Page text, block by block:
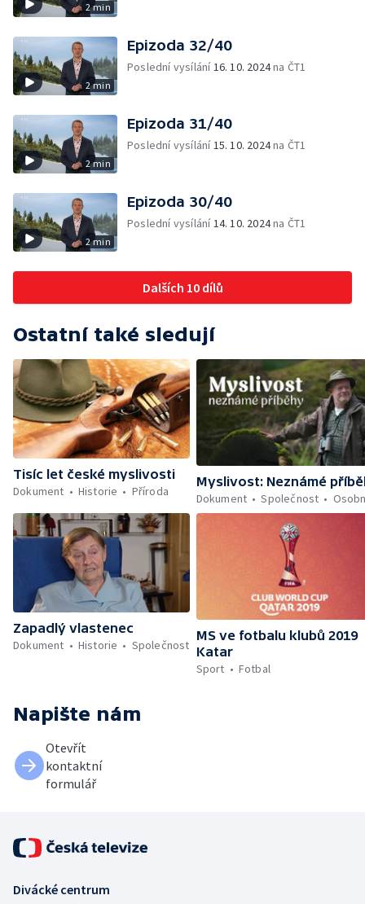
2 min
2 min
Epizoda 32/40
Poslední vysílání16. 10. 2024na ČT1
2 min
Epizoda 31/40
Poslední vysílání15. 10. 2024na ČT1
2 min
Epizoda 30/40
Poslední vysílání14. 10. 2024na ČT1
Dalších 10 dílů
Ostatní také sledují
Tisíc let české myslivosti
Dokument
Historie Příroda
Myslivost: Neznámé
Dokument
Společnost
Zapadlý vlastenec
Dokument
Historie Společnost
MS ve fotbalu klubů 2019
Katar
Sport
Fotbal
Napište nám
Otevřít
kontaktní
formulář
Divácké centrum